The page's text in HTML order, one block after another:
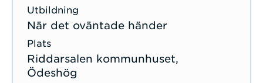
När det oväntade händer
Riddarsalen kommunhuset,
Ödeshög